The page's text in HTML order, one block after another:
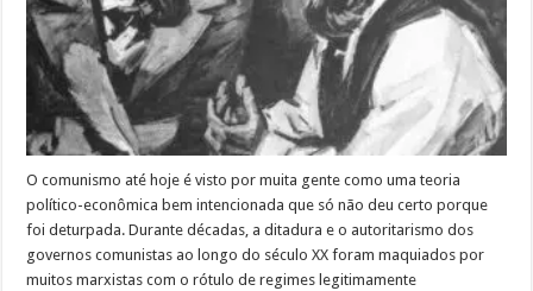
O comunismo até hoje é visto por muita gente como uma teoria
político-econômica bem intencionada que só não deu certo porque
foi deturpada. Durante décadas, a ditadura e o autoritarismo dos
governos comunistas ao longo do século XX foram maquiados por
muitos marxistas com o rótulo de regimes legitimamente